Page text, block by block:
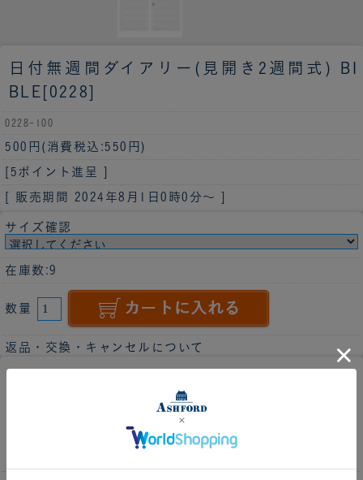
日付無週間ダイアリー(見開き2週間式) BI
BLE[0228]
0228-100
500円 (消費税込:550円)
[5ポイント進呈 ]
[ 販売期間 2024年8月1日0時0分 ～ ]
サイズ確認
在庫数:9
数量
返品・交換・キャンセルについて
き２週間ダイアリー。
すぐに使い始めることができるので、
年度途中でもお使い頂け
スタンプやシールでオリジナルのダイ
アリーにも。